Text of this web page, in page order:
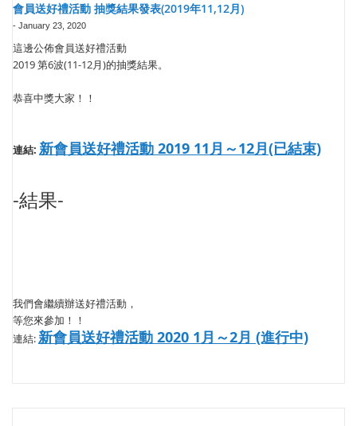
會員送好禮活動 抽獎結果發表(2019年11,12月)
- January 23, 2020
這邊公佈會員送好禮活動
2019 第6波(11-12月)的抽獎結果。
恭喜中獎大家！！
連結: 新會員送好禮活動 2019 11月～12月(已結束)
-結果-
我們會繼續辦送好禮活動，
等您來參加！！
連結:新會員送好禮活動 2020 1月～2月 (進行中)